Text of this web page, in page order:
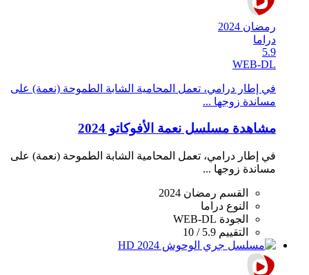
رمضان 2024
دراما
5.9
WEB-DL
في إطار درامي، تعمل المحامية الشابة الطموحة (نعمة) على
مساندة زوجها ...
مشاهدة مسلسل نعمة الأفوكاتو 2024
في إطار درامي، تعمل المحامية الشابة الطموحة (نعمة) على
مساندة زوجها ...
القسم رمضان 2024
النوع دراما
الجودة WEB-DL
التقييم 5.9 / 10